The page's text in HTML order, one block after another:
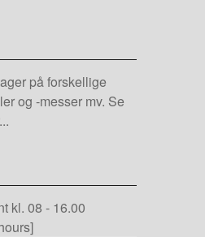
på forskellige
og -messer mv. Se
kl. 08 - 16.00